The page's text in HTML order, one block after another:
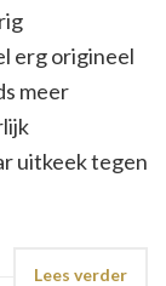
erg origineel
meer
uitkeek tegen
Lees verder